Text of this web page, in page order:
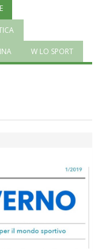
Pesce al CN Uisp
fare le
W LO SPORT